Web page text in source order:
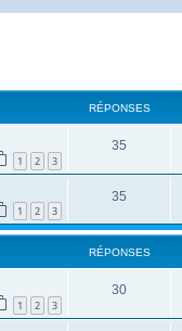
RÉPONSES
1 2 3
35
1 2 3
35
RÉPONSES
1 2 3
30